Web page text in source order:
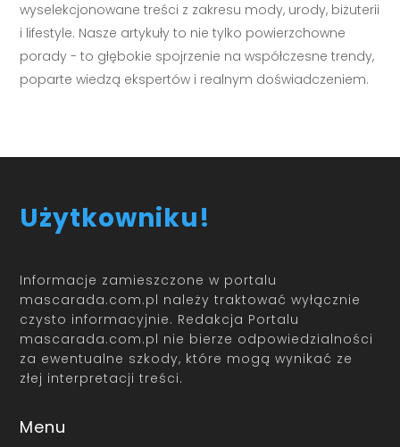
wyselekcjonowane treści z zakresu mody, urody, biżuterii
i lifestyle. Nasze artykuły to nie tylko powierzchowne
porady - to głębokie spojrzenie na współczesne trendy,
poparte wiedzą ekspertów i realnym doświadczeniem.
Użytkowniku!
Informacje zamieszczone w portalu
mascarada.com.pl należy traktować wyłącznie
czysto informacyjnie. Redakcja Portalu
mascarada.com.pl nie bierze odpowiedzialności
za ewentualne szkody, które mogą wynikać ze
złej interpretacji treści.
Menu